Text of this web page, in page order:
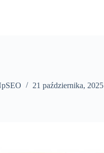
21 października, 2025